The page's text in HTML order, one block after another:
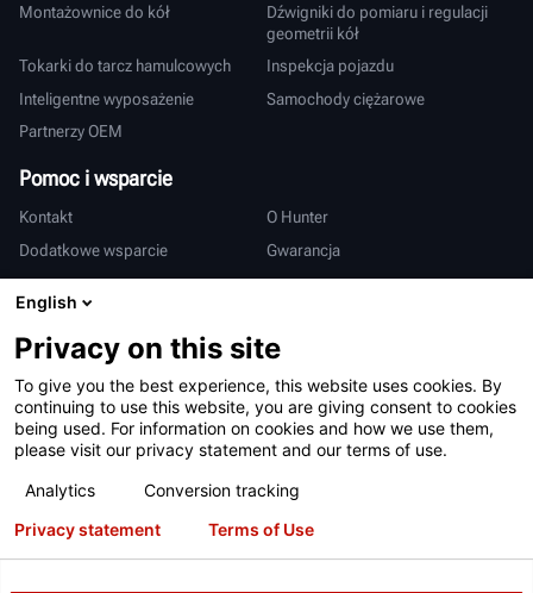
Montażownice do kół
Dźwigniki do pomiaru i regulacji
geometrii kół
Tokarki do tarcz hamulcowych
Inspekcja pojazdu
Inteligentne wyposażenie
Samochody ciężarowe
Partnerzy OEM
Pomoc i wsparcie
Kontakt
O Hunter
Dodatkowe wsparcie
Gwarancja
Międzynarodowy
Sprzedaż i serwis
Warunki użytkowania Polityka prywatności
Logowanie
English
Privacy on this site
To give you the best experience, this website uses cookies. By
continuing to use this website, you are giving consent to cookies
being used. For information on cookies and how we use them,
please visit our privacy statement and our terms of use.
Analytics
Conversion tracking
Privacy statement
Terms of Use